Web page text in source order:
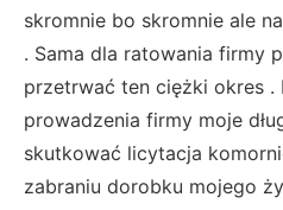
skromnie bo skromnie ale
. Sama dla ratowania firmy
przetrwać ten ciężki okres
prowadzenia firmy moje
skutkować licytacja
zabraniu dorobku mojego